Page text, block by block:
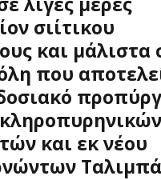
σιίτικου
και μάλιστα
που
και εκ νέου